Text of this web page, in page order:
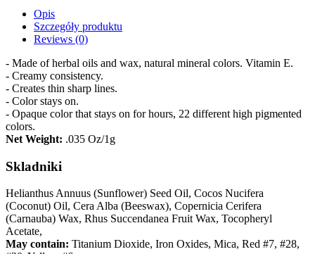
Opis
Szczegóły produktu
Reviews (0)
- Made of herbal oils and wax, natural mineral colors. Vitamin E.
- Creamy consistency.
- Creates thin sharp lines.
- Color stays on.
- Opaque color that stays on for hours, 22 different high pigmented
colors.
Net Weight: .035 Oz/1g
Skladniki
Helianthus Annuus (Sunflower) Seed Oil, Cocos Nucifera
(Coconut) Oil, Cera Alba (Beeswax), Copernicia Cerifera
(Carnauba) Wax, Rhus Succendanea Fruit Wax, Tocopheryl
Acetate,
May contain: Titanium Dioxide, Iron Oxides, Mica, Red #7, #28,